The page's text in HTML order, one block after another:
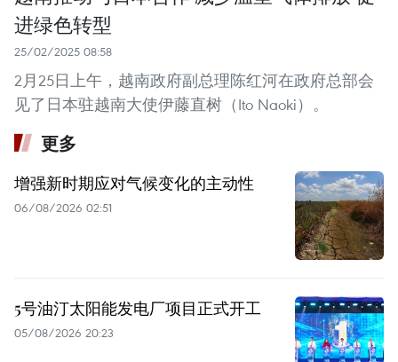
进绿色转型
25/02/2025 08:58
2月25日上午，越南政府副总理陈红河在政府总部会
见了日本驻越南大使伊藤直树（Ito Naoki）。
更多
增强新时期应对气候变化的主动性
06/08/2026 02:51
5号油汀太阳能发电厂项目正式开工
05/08/2026 20:23